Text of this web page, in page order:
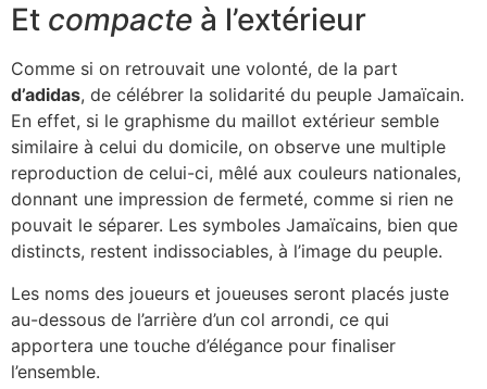
Et compacte à l’extérieur
Comme si on retrouvait une volonté, de la part
d’adidas, de célébrer la solidarité du peuple Jamaïcain.
En effet, si le graphisme du maillot extérieur semble
similaire à celui du domicile, on observe une multiple
reproduction de celui-ci, mêlé aux couleurs nationales,
donnant une impression de fermeté, comme si rien ne
pouvait le séparer. Les symboles Jamaïcains, bien que
distincts, restent indissociables, à l’image du peuple.
Les noms des joueurs et joueuses seront placés juste
au-dessous de l’arrière d’un col arrondi, ce qui
apportera une touche d’élégance pour finaliser
l’ensemble.